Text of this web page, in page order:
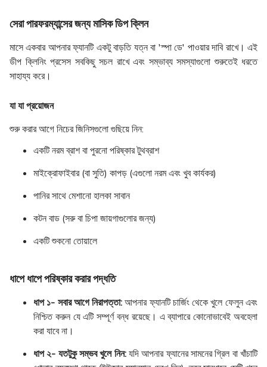
সেরা পারফরম্যান্সের জন্য মাসিক ডিপ ক্লিন
মাসে একবার আপনার ফ্যানটি একটু বাড়তি যত্ন বা 'স্পা ডে' পাওয়ার দাবি রাখে। এই
ডীপ ক্লিনিং প্রসেস সবকিছু সচল রাখে এবং সম্ভাব্য সমস্যাগুলো শুরুতেই ধরতে
সাহায্য করে।
যা যা প্রয়োজন
শুরু করার আগে নিচের জিনিসগুলো গুছিয়ে নিন:
একটি নরম ব্রাশ বা পুরনো পরিষ্কার টুথব্রাশ
মাইক্রোফাইবার (বা সুতি) কাপড় (এগুলো নরম এবং খুব কার্যকর)
পানির সাথে মেশানো হালকা সাবান
কটন বাড (সরু বা চিপা জায়গাগুলোর জন্য)
একটি শুকনো তোয়ালে
ধাপে ধাপে পরিষ্কার করার পদ্ধতি
ধাপ ১- সবার আগে নিরাপত্তা: আপনার ফ্যানটি চার্জিং থেকে খুলে ফেলুন এবং
নিশ্চিত করুন যে এটি সম্পূর্ণ বন্ধ রয়েছে। এ ব্যাপারে কোনোভাবেই অবহেলা
করা যাবে না।
ধাপ ২- যতটুকু সম্ভব খুলে নিন: যদি আপনার ফ্যানের সামনের গ্রিল বা খাঁচাটি